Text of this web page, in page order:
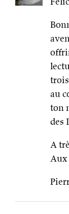
au
ton
des
A
Aux